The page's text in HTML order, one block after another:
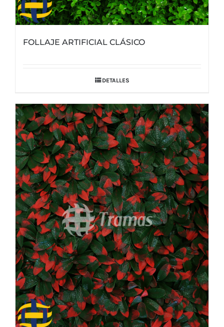
FOLLAJE ARTIFICIAL CLÁSICO
DETALLES